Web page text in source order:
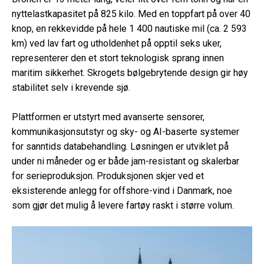
nyttelastkapasitet på 825 kilo. Med en toppfart på over 40
knop, en rekkevidde på hele 1 400 nautiske mil (ca. 2 593
km) ved lav fart og utholdenhet på opptil seks uker,
representerer den et stort teknologisk sprang innen
maritim sikkerhet. Skrogets bølgebrytende design gir høy
stabilitet selv i krevende sjø.
Plattformen er utstyrt med avanserte sensorer,
kommunikasjonsutstyr og sky- og AI-baserte systemer
for sanntids databehandling. Løsningen er utviklet på
under ni måneder og er både jam-resistant og skalerbar
for serieproduksjon. Produksjonen skjer ved et
eksisterende anlegg for offshore-vind i Danmark, noe
som gjør det mulig å levere fartøy raskt i større volum.